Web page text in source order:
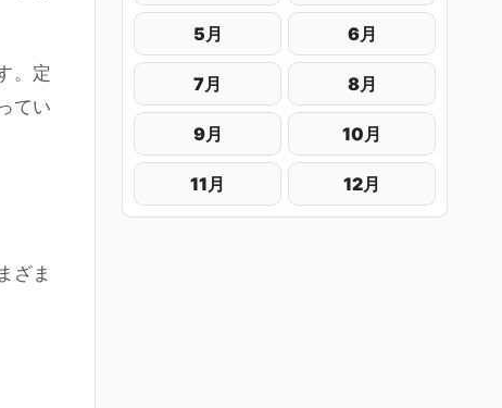
。定
てい
ざま
5月 6月
7月 8月
9月 10月
11月 12月